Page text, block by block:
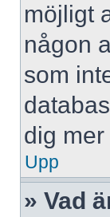
möjligt
någon
som
dig
Upp
» Vad